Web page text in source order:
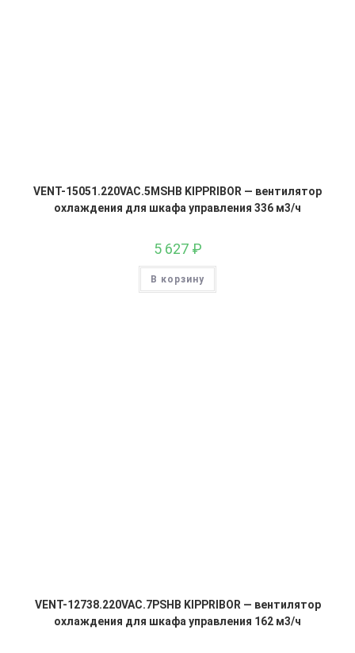
VENT-15051.220VAC.5MSHB KIPPRIBOR — вентилятор
охлаждения для шкафа управления 336 м3/ч
5 627 ₽
В корзину
VENT-12738.220VAC.7PSHB KIPPRIBOR — вентилятор
охлаждения для шкафа управления 162 м3/ч